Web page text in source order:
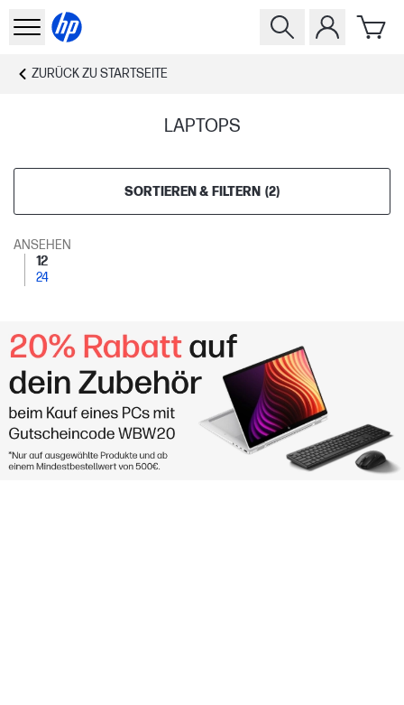
ZURÜCK ZU STARTSEITE
LAPTOPS
SORTIEREN & FILTERN (2)
ANSEHEN
12
24